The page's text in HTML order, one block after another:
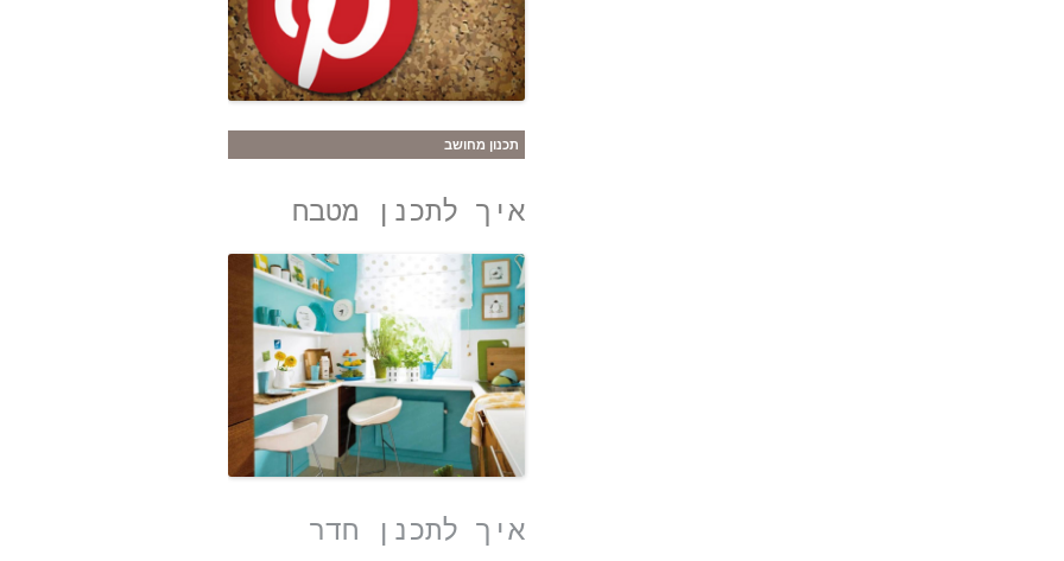
תכנון מחושב
איך לתכנן מטבח
איך לתכנן חדר